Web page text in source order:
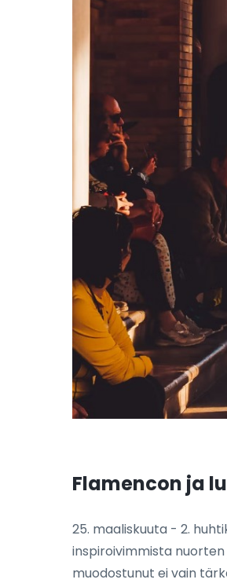
Flamencon ja
25. maaliskuuta - 2.
inspiroivimmista
muodostunut ei vain